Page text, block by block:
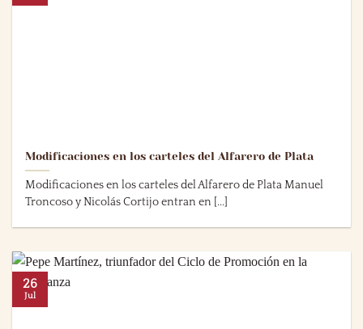
Modificaciones en los carteles del Alfarero de Plata
Modificaciones en los carteles del Alfarero de Plata Manuel
Troncoso y Nicolás Cortijo entran en [...]
26
Jul